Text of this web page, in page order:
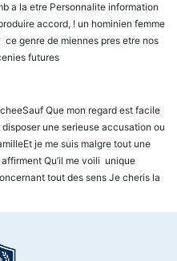
a la etre Personnalite information
accord, ! un hominien femme
genre de miennes pres etre nos
futures
Que mon regard est facile
une serieuse accusation ou
je me suis malgre tout une
Qu’il me voili unique
tout des sens Je cheris la